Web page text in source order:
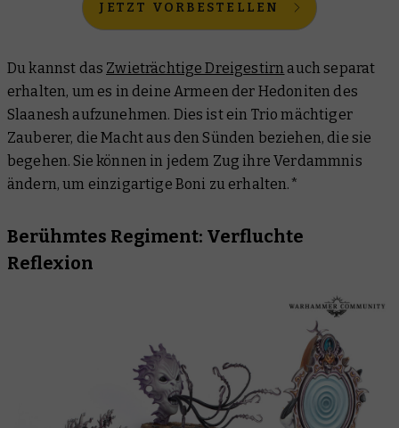
JETZT VORBESTELLEN
Du kannst das Zwieträchtige Dreigestirn auch separat
erhalten, um es in deine Armeen der Hedoniten des
Slaanesh aufzunehmen. Dies ist ein Trio mächtiger
Zauberer, die Macht aus den Sünden beziehen, die sie
begehen. Sie können in jedem Zug ihre Verdammnis
ändern, um einzigartige Boni zu erhalten.*
Berühmtes Regiment: Verfluchte
Reflexion